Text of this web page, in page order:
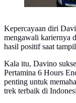
Kepercayaan diri
mengawali kariernya
hasil positif saat
Kala itu, Davino
Pertamina 6 Hours
penting untuk
trek terbaik di